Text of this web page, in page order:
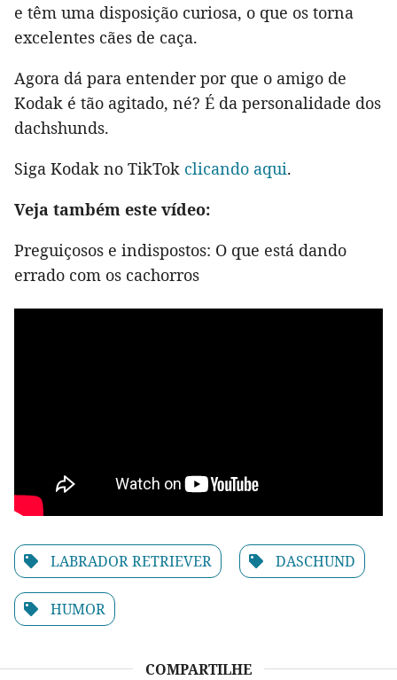
e têm uma disposição curiosa, o que os torna
excelentes cães de caça.
Agora dá para entender por que o amigo de
Kodak é tão agitado, né? É da personalidade dos
dachshunds.
Siga Kodak no TikTok clicando aqui.
Veja também este vídeo:
Preguiçosos e indispostos: O que está dando
errado com os cachorros
LABRADOR RETRIEVER DASCHUND
HUMOR
COMPARTILHE